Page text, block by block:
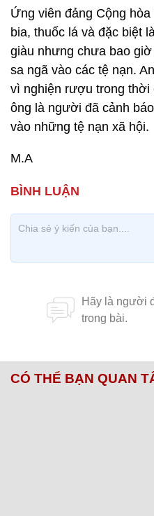
Ứng viên đảng Cộng
bia, thuốc lá và đặc biệt
giàu nhưng chưa bao
sa ngã vào các tệ nạn.
vì nghiện rượu trong thời
ông là người đã cảnh
vào những tệ nạn xã hội.
M.A
CÓ THỂ BẠN QUAN